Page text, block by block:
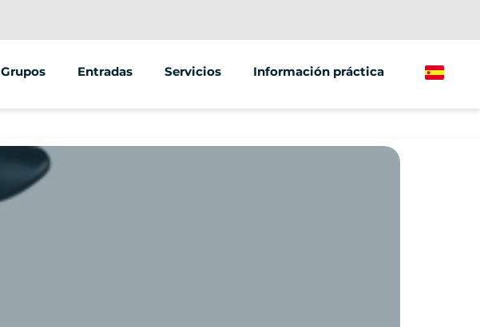
Grupos
Seminarios, incentivos y formación de equipos
EVC, con amigos y familia
ESC
Entradas Servicios
Venta ambulante
Información práctica Spanish